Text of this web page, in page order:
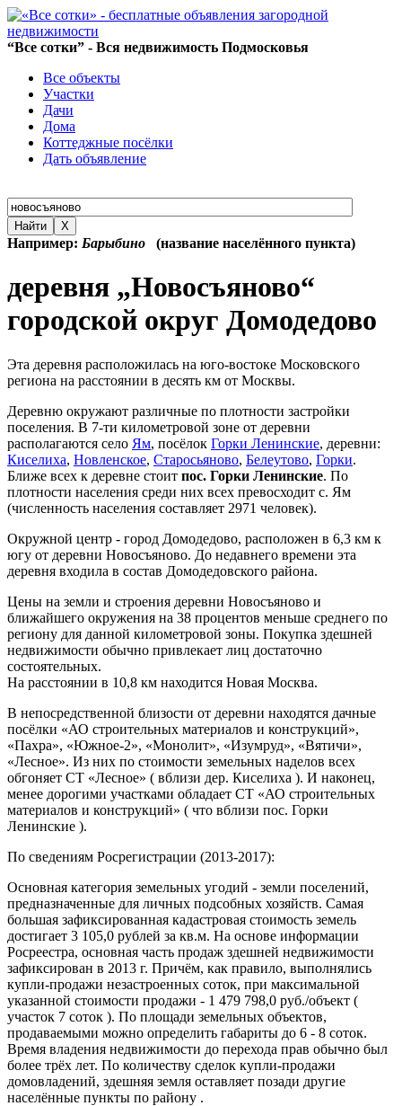
“Все сотки” - Вся недвижимость Подмосковья
Все объекты
Участки
Дачи
Дома
Коттеджные посёлки
Дать объявление
Найти X
Например: Барыбино (название населённого пункта)
деревня „Новосъяново“
городской округ Домодедово
Эта деревня расположилась на юго-востоке Московского
региона на расстоянии в десять км от Москвы.
Деревню окружают различные по плотности застройки
поселения. В 7-ти километровой зоне от деревни
располагаются село Ям, посёлок Горки Ленинские, деревни:
Киселиха, Новленское, Старосьяново, Белеутово, Горки.
Ближе всех к деревне стоит пос. Горки Ленинские. По
плотности населения среди них всех превосходит с. Ям
(численность населения составляет 2971 человек).
Окружной центр - город Домодедово, расположен в 6,3 км к
югу от деревни Новосъяново. До недавнего времени эта
деревня входила в состав Домодедовского района.
Цены на земли и строения деревни Новосъяново и
ближайшего окружения на 38 процентов меньше среднего по
региону для данной километровой зоны. Покупка здешней
недвижимости обычно привлекает лиц достаточно
состоятельных.
На расстоянии в 10,8 км находится Новая Москва.
В непосредственной близости от деревни находятся дачные
посёлки «АО строительных материалов и конструкций»,
«Пахра», «Южное-2», «Монолит», «Изумруд», «Вятичи»,
«Лесное». Из них по стоимости земельных наделов всех
обгоняет СТ «Лесное» ( вблизи дер. Киселиха ). И наконец,
менее дорогими участками обладает СТ «АО строительных
материалов и конструкций» ( что вблизи пос. Горки
Ленинские ).
По сведениям Росрегистрации (2013-2017):
Основная категория земельных угодий - земли поселений,
предназначенные для личных подсобных хозяйств. Самая
большая зафиксированная кадастровая стоимость земель
достигает 3 105,0 рублей за кв.м. На основе информации
Росреестра, основная часть продаж здешней недвижимости
зафиксирован в 2013 г. Причём, как правило, выполнялись
купли-продажи незастроенных соток, при максимальной
указанной стоимости продажи - 1 479 798,0 руб./объект (
участок 7 соток ). По площади земельных объектов,
продаваемыми можно определить габариты до 6 - 8 соток.
Время владения недвижимости до перехода прав обычно был
более трёх лет. По количеству сделок купли-продажи
домовладений, здешняя земля оставляет позади другие
населённые пункты по району .